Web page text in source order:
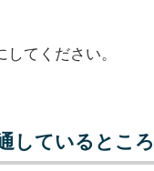
てください。
しているところ